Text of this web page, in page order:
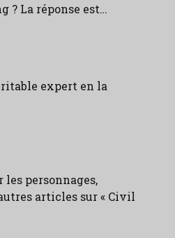
? La réponse est…
expert en la
personnages,
articles sur « Civil